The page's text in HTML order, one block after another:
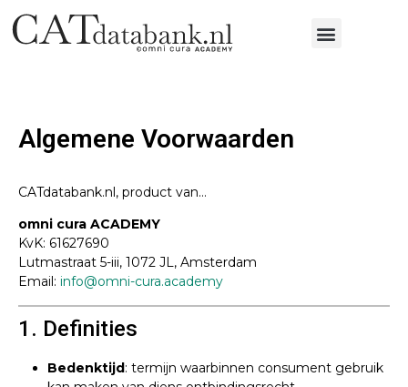
Algemene Voorwaarden
CATdatabank.nl, product van…
omni cura ACADEMY
KvK: 61627690
Lutmastraat 5-iii, 1072 JL, Amsterdam
Email: info@omni-cura.academy
1. Definities
Bedenktijd: termijn waarbinnen consument gebruik